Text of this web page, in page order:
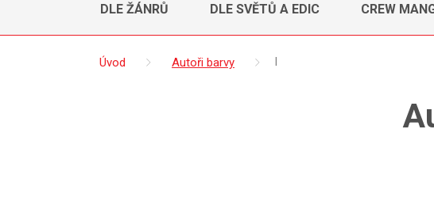
DLE ŽÁNRŮ DLE SVĚTŮ A EDIC CREW
Úvod Autoři barvy